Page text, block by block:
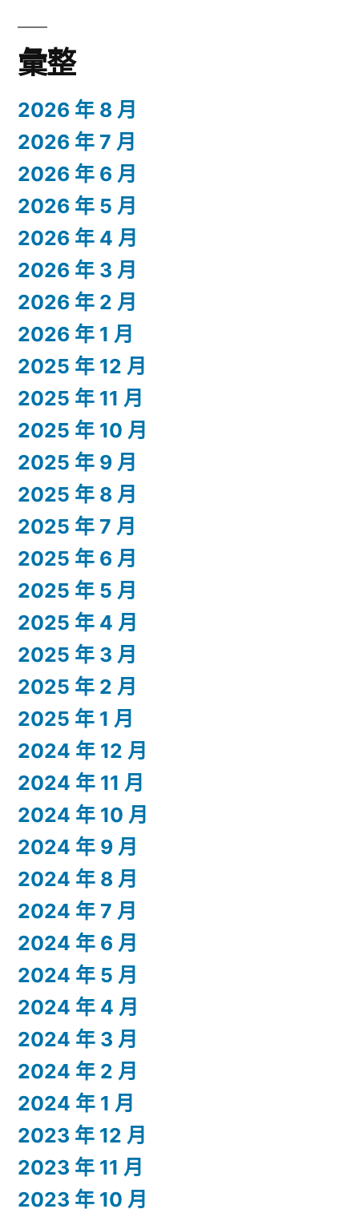
彙整
2026 年 8 月
2026 年 7 月
2026 年 6 月
2026 年 5 月
2026 年 4 月
2026 年 3 月
2026 年 2 月
2026 年 1 月
2025 年 12 月
2025 年 11 月
2025 年 10 月
2025 年 9 月
2025 年 8 月
2025 年 7 月
2025 年 6 月
2025 年 5 月
2025 年 4 月
2025 年 3 月
2025 年 2 月
2025 年 1 月
2024 年 12 月
2024 年 11 月
2024 年 10 月
2024 年 9 月
2024 年 8 月
2024 年 7 月
2024 年 6 月
2024 年 5 月
2024 年 4 月
2024 年 3 月
2024 年 2 月
2024 年 1 月
2023 年 12 月
2023 年 11 月
2023 年 10 月